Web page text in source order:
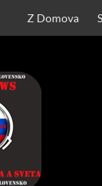
Z Domova